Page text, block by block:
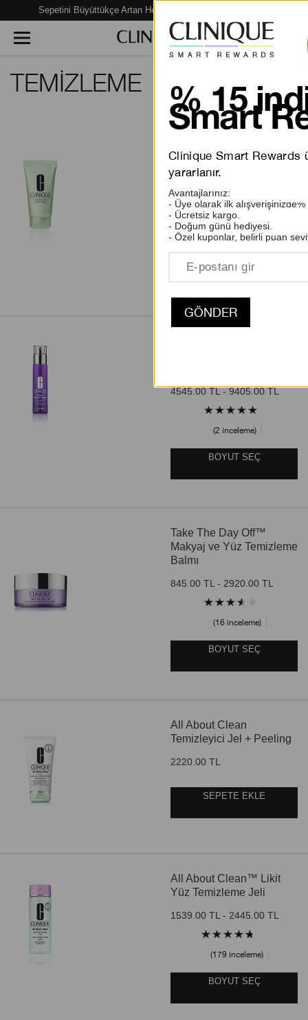
Sepetini Büyüttükçe Artan Hediye Fırsatları Seni Bekliyor!
TEMİZLEME
View
All About Clean™ Yüz
Temizleme Köpüğü
1995.00 TL
2 inceleme
4545.00 TL - 9405.00 TL
2 inceleme
BOYUT SEÇ
Take The Day Off™
Makyaj ve Yüz Temizleme
Balmı
845.00 TL - 2920.00 TL
16 inceleme
BOYUT SEÇ
All About Clean
Temizleyici Jel + Peeling
2220.00 TL
SEPETE EKLE
All About Clean™ Likit
Yüz Temizleme Jeli
1539.00 TL - 2445.00 TL
179 inceleme
BOYUT SEÇ
% 15
Smart
Clinique Smart Rewards
yararlanır.
Avantajlarınız:
- Üye olarak ilk
- Ücretsiz kargo.
- Doğum günü hediyesi.
- Özel kuponlar, belirli puan